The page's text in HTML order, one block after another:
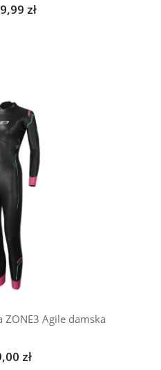
zł
Agile damska
zł